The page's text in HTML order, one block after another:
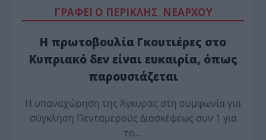
ΓΡΑΦΕΙ Ο ΠΕΡΙΚΛΗΣ ΝΕΑΡΧΟΥ
Η πρωτοβουλία Γκουτιέρες στο
Κυπριακό δεν είναι ευκαιρία, όπως
παρουσιάζεται
Η υπαναχώρηση της Άγκυρας στη συμφωνία για
σύγκληση Πενταμερούς Διασκέψεως συν 1 για
το…